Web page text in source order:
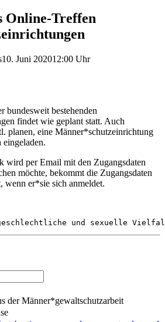
Online-Treffen
10. Juni 202012:00 Uhr
bundesweit bestehenden
findet wie geplant statt. Auch
planen, eine Männer*schutzeinrichtung
wird per Email mit den Zugangsdaten
möchte, bekommt die Zugangsdaten
wenn er*sie sich anmeldet.
und sexuelle
der Männer*gewaltschutzarbeit